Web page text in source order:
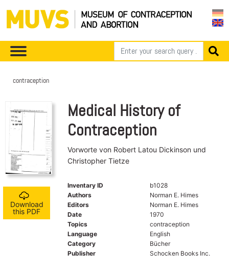
contraception
Download
this PDF
Medical History of
Contraception
Vorworte von Robert Latou Dickinson und
Christopher Tietze
Inventary ID
b1028
Authors
Norman E. Himes
Editors
Norman E. Himes
Date
1970
Topics
contraception
Language
English
Category
Bücher
Publisher
Schocken Books Inc.